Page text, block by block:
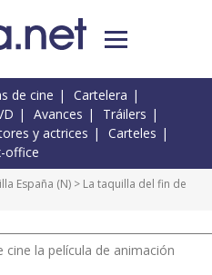
de cine
Cartelera
Avances
Tráilers
y actrices
Carteles
office
España (N) > La taquilla del fin de
cine la película de animación